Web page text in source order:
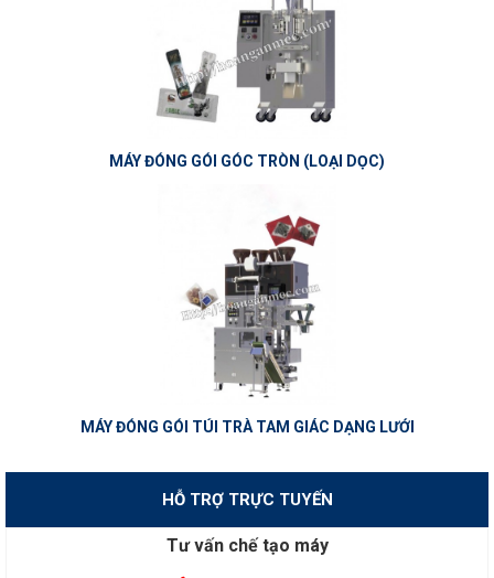
MÁY ĐÓNG GÓI GÓC TRÒN (LOẠI DỌC)
MÁY ĐÓNG GÓI TÚI TRÀ TAM GIÁC DẠNG LƯỚI
HỖ TRỢ TRỰC TUYẾN
Tư vấn chế tạo máy